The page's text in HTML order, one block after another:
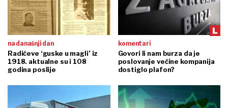
na današnji dan
Radićeve ‘guske u magli’ iz
1918. aktualne su i 108
godina poslije
komentari
Govori li nam burza da je
poslovanje većine kompanija
dostiglo plafon?